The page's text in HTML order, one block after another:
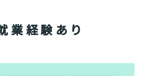
業経験あり